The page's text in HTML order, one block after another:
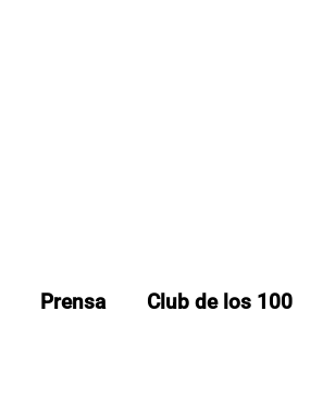
Prensa Club de los 100